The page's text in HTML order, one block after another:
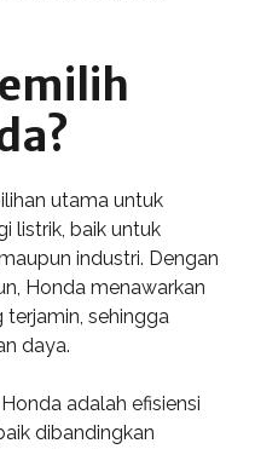
utama untuk
listrik, baik untuk
industri. Dengan
Honda menawarkan
sehingga
daya.
adalah efisiensi
dibandingkan